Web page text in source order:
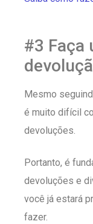
#3 Faça
Mesmo
é muito difícil
devoluções.
Portanto, é
devoluções e
você já estará
fazer.